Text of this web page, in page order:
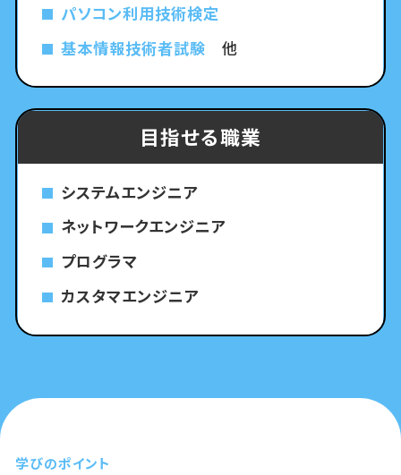
パソコン利用技術検定
基本情報技術者試験 他
目指せる職業
システムエンジニア
ネットワークエンジニア
プログラマ
カスタマエンジニア
学びのポイント